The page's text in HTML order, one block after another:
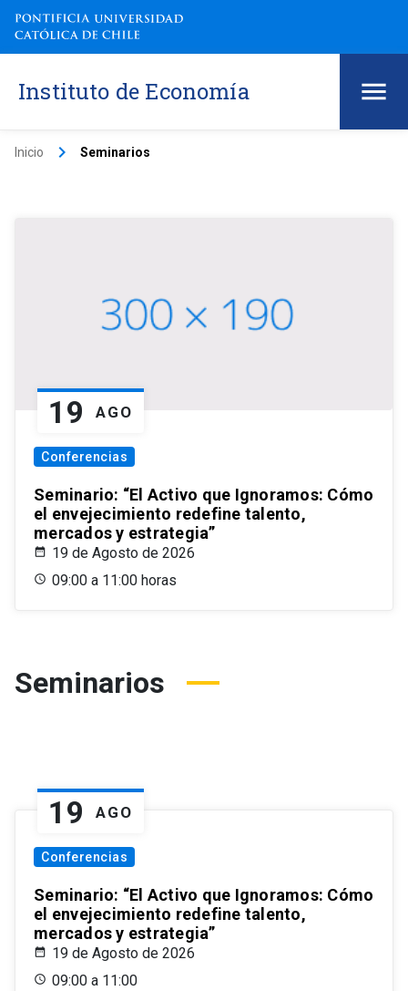
Instituto de Economía
Inicio keyboard_arrow_right Seminarios
19 AGO
Conferencias
Seminario: “El Activo que Ignoramos: Cómo
el envejecimiento redefine talento,
mercados y estrategia”
19 de Agosto de 2026
09:00 a 11:00 horas
Seminarios
19 AGO
Conferencias
Seminario: “El Activo que Ignoramos: Cómo
el envejecimiento redefine talento,
mercados y estrategia”
19 de Agosto de 2026
09:00 a 11:00